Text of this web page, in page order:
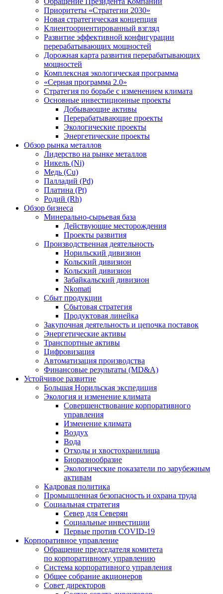
Приоритеты «Стратегии 2030»
Новая стратегическая концепция
Клиентоориентированный взгляд
Развитие эффективной конфигурации
перерабатывающих мощностей
Дорожная карта развития перерабатывающих
мощностей
Комплексная экологическая программа
«Серная программа 2.0»
Стратегия по борьбе с изменением климата
Основные инвестиционные проекты
Добывающие активы
Перерабатывающие проекты
Экологические проекты
Энергетические проекты
Обзор рынка металлов
Лидерство на рынке металлов
Никель (Ni)
Медь (Cu)
Палладий (Pd)
Платина (Pt)
Родий (Rh)
Обзор бизнеса
Минерально-сырьевая база
Действующие месторождения
Проекты развития
Производственная деятельность
Норильский дивизион
Кольский дивизион
Кольский дивизион
Забайкальский дивизион
Nkomati
Сбыт продукции
Сбытовая стратегия
Продуктовая линейка
Закупочная деятельность и цепочка поставок
Энергетические активы
Транспортные активы
Цифровизация
Автоматизация производства
Финансовые результаты (MD&A)
Устойчивое развитие
Большая Норильская экспедиция
Экология и изменение климата
Совершенствование корпоративного
управления
Изменение климата
Воздух
Вода
Отходы и хвостохранилища
Биоразнообразие
Экологические показатели по зарубежным
активам
Кадровая политика
Промышленная безопасность и охрана труда
Социальная стратегия
Север для Северян
Социальные инвестиции
Первые против COVID‑19
Корпоративное управление
Обращение председателя комитета
по корпоративному управлению
Система корпоративного управления
Общее собрание акционеров
Совет директоров